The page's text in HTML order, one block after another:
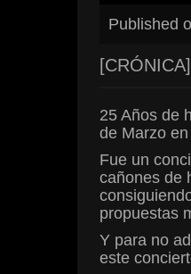
Published
25 Años de
de Marzo
Fue un
cañones de
propuestas
Y para no
este